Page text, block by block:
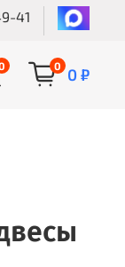
41
0 0 ₽